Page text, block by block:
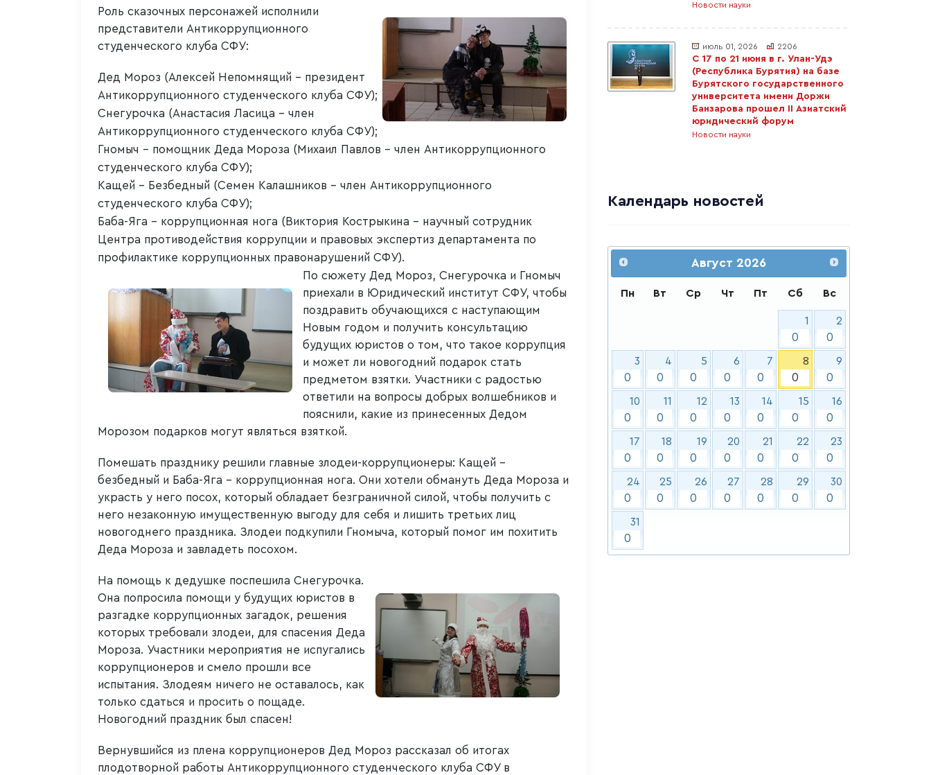
Роль сказочных персонажей исполнили
представители Антикоррупционного
студенческого клуба СФУ:
Дед Мороз (Алексей Непомнящий – президент
Антикоррупционного студенческого клуба СФУ);
Снегурочка (Анастасия Ласица – член
Антикоррупционного студенческого клуба СФУ);
Гномыч – помощник Деда Мороза (Михаил Павлов – член Антикоррупционного
студенческого клуба СФУ);
Кащей – Безбедный (Семен Калашников – член Антикоррупционного
студенческого клуба СФУ);
Баба-Яга – коррупционная нога (Виктория Кострыкина – научный сотрудник
Центра противодействия коррупции и правовых экспертиз департамента по
профилактике коррупционных правонарушений СФУ).
По сюжету Дед Мороз, Снегурочка и Гномыч
приехали в Юридический институт СФУ, чтобы
поздравить обучающихся с наступающим
Новым годом и получить консультацию
будущих юристов о том, что такое коррупция
и может ли новогодний подарок стать
предметом взятки. Участники с радостью
ответили на вопросы добрых волшебников и
пояснили, какие из принесенных Дедом
Морозом подарков могут являться взяткой.
Помешать празднику решили главные злодеи-коррупционеры: Кащей –
безбедный и Баба-Яга – коррупционная нога. Они хотели обмануть Деда Мороза и
украсть у него посох, который обладает безграничной силой, чтобы получить с
него незаконную имущественную выгоду для себя и лишить третьих лиц
новогоднего праздника. Злодеи подкупили Гномыча, который помог им похитить
Деда Мороза и завладеть посохом.
На помощь к дедушке поспешила Снегурочка.
Она попросила помощи у будущих юристов в
разгадке коррупционных загадок, решения
которых требовали злодеи, для спасения Деда
Мороза. Участники мероприятия не испугались
коррупционеров и смело прошли все
испытания. Злодеям ничего не оставалось, как
только сдаться и просить о пощаде.
Новогодний праздник был спасен!
Вернувшийся из плена коррупционеров Дед Мороз рассказал об итогах
плодотворной работы Антикоррупционного студенческого клуба СФУ в
Новости науки
июль 01, 2026 2206
С 17 по 21 июня в г. Улан-Удэ
(Республика Бурятия) на базе
Бурятского государственного
университета имени Доржи
Банзарова прошел II Азиатский
юридический форум
Новости науки
Календарь новостей
Август 2026
Пн Вт Ср Чт Пт Сб Вс
1
0
2
0
3
0
4
0
5
0
6
0
7
0
8
0
9
0
10
0
11
0
12
0
13
0
14
0
15
0
16
0
17
0
18
0
19
0
20
0
21
0
22
0
23
0
24
0
25
0
26
0
27
0
28
0
29
0
30
0
31
0